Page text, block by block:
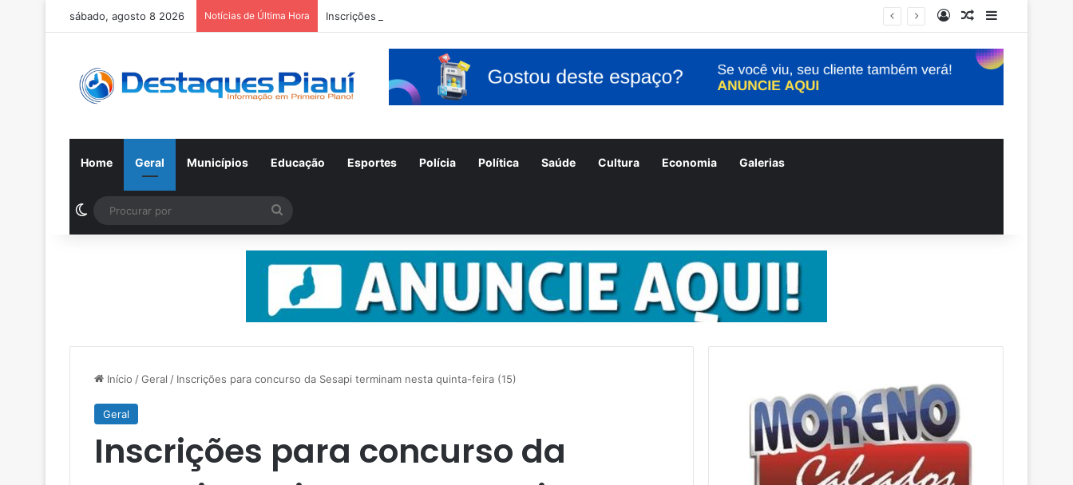
sábado, agosto 8 2026 Notícias de Última Hora Inscrições para o concurso Unificado do Piauí encerram amanhã EntrarArtigo aleatório
Barra Lateral
Home Geral Municípios Educação Esportes Polícia Política Saúde Cultura Economia Galerias
Switch skin
por
Início /Geral / Inscrições para concurso da Sesapi terminam nesta quinta-feira (15)
Geral
Inscrições para concurso da